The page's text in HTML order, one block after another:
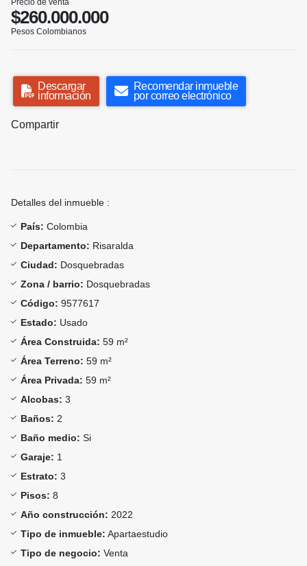
Precio de venta
$260.000.000
Pesos Colombianos
Descargar
información
Recomendar inmueble
por correo electrónico
Compartir
Detalles del inmueble :
País: Colombia
Departamento: Risaralda
Ciudad: Dosquebradas
Zona / barrio: Dosquebradas
Código: 9577617
Estado: Usado
Área Construida: 59 m²
Área Terreno: 59 m²
Área Privada: 59 m²
Alcobas: 3
Baños: 2
Baño medio: Si
Garaje: 1
Estrato: 3
Pisos: 8
Año construcción: 2022
Tipo de inmueble: Apartaestudio
Tipo de negocio: Venta